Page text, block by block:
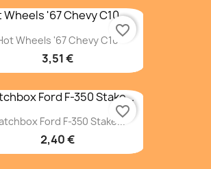
Wheels '67 Chevy C10
3,51 €
favorite_border
Ford F-350 Stake...
2,40 €
favorite_border